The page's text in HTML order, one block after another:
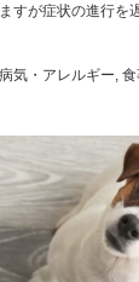
すが症状の進行を
病気・アレルギー,